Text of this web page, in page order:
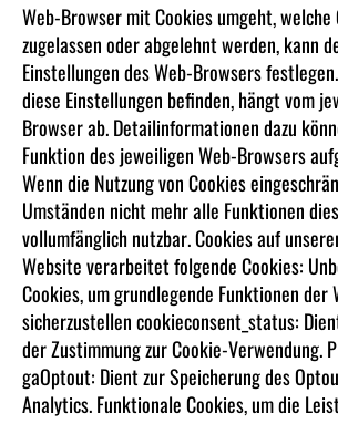
Web-Browser mit Cookies umgeht, welche
zugelassen oder abgelehnt werden, kann
Einstellungen des Web-Browsers
diese Einstellungen befinden, hängt vom
Browser ab. Detailinformationen dazu
Funktion des jeweiligen Web-Browsers
Wenn die Nutzung von Cookies
Umständen nicht mehr alle Funktionen
vollumfänglich nutzbar. Cookies auf
Website verarbeitet folgende Cookies:
Cookies, um grundlegende Funktionen der
sicherzustellen cookieconsent_status:
der Zustimmung zur Cookie-Verwendung.
gaOptout: Dient zur Speicherung des
Analytics. Funktionale Cookies, um die